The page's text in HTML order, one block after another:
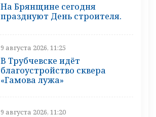
На Брянщине сегодня
празднуют День строителя.
9 августа 2026, 11:25
В Трубчевске идёт
благоустройство сквера
«Гамова лужа»
9 августа 2026, 11:20